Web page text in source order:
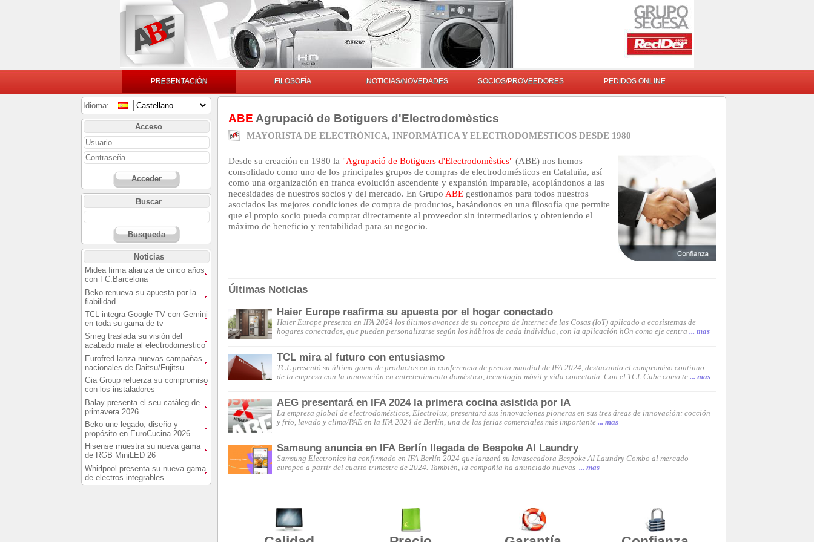
PRESENTACIÓN FILOSOFÍA NOTICIAS/NOVEDADES SOCIOS/PROVEEDORES PEDIDOS ONLINE
Idioma:
Acceso
Acceder
Buscar
Busqueda
Noticias
Midea firma alianza de cinco años
con FC.Barcelona
Beko renueva su apuesta por la
fiabilidad
TCL integra Google TV con Gemini
en toda su gama de tv
Smeg traslada su visión del
acabado mate al electrodomestico
Eurofred lanza nuevas campañas
nacionales de Daitsu/Fujitsu
Gia Group refuerza su compromiso
con los instaladores
Balay presenta el seu catàleg de
primavera 2026
Beko une legado, diseño y
propósito en EuroCucina 2026
Hisense muestra su nueva gama
de RGB MiniLED 26
Whirlpool presenta su nueva gama
de electros integrables
ABE Agrupació de Botiguers d'Electrodomèstics
MAYORISTA DE ELECTRÓNICA, INFORMÁTICA Y ELECTRODOMÉSTICOS DESDE 1980
Desde su creación en 1980 la "Agrupació de Botiguers d'Electrodomèstics"(ABE) nos hemos
consolidado como uno de los principales grupos de compras de electrodomésticos en Cataluña, así
como una organización en franca evolución ascendente y expansión imparable, acoplándonos a las
necesidades de nuestros socios y del mercado. En Grupo ABEgestionamos para todos nuestros
asociados las mejores condiciones de compra de productos, basándonos en una filosofía que permite
que el propio socio pueda comprar directamente al proveedor sin intermediarios y obteniendo el
máximo de beneficio y rentabilidad para su negocio.
Últimas Noticias
Haier Europe reafirma su apuesta por el hogar conectado
Haier Europe presenta en IFA 2024 los últimos avances de su concepto de Internet de las Cosas (IoT) aplicado a ecosistemas de
hogares conectados, que pueden personalizarse según los hábitos de cada individuo, con la aplicación hOn como eje centra... mas
TCL mira al futuro con entusiasmo
TCL presentó su última gama de productos en la conferencia de prensa mundial de IFA 2024, destacando el compromiso continuo
de la empresa con la innovación en entretenimiento doméstico, tecnología móvil y vida conectada. Con el TCL Cube como te... mas
AEG presentará en IFA 2024 la primera cocina asistida por IA
La empresa global de electrodomésticos, Electrolux, presentará sus innovaciones pioneras en sus tres áreas de innovación: cocción
y frío, lavado y clima/PAE en la IFA 2024 de Berlín, una de las ferias comerciales más importante... mas
Samsung anuncia en IFA Berlín llegada de Bespoke AI Laundry
Samsung Electronics ha confirmado en IFA Berlín 2024 que lanzará su lavasecadora Bespoke AI Laundry Combo al mercado
europeo a partir del cuarto trimestre de 2024. También, la compañía ha anunciado nuevas... mas